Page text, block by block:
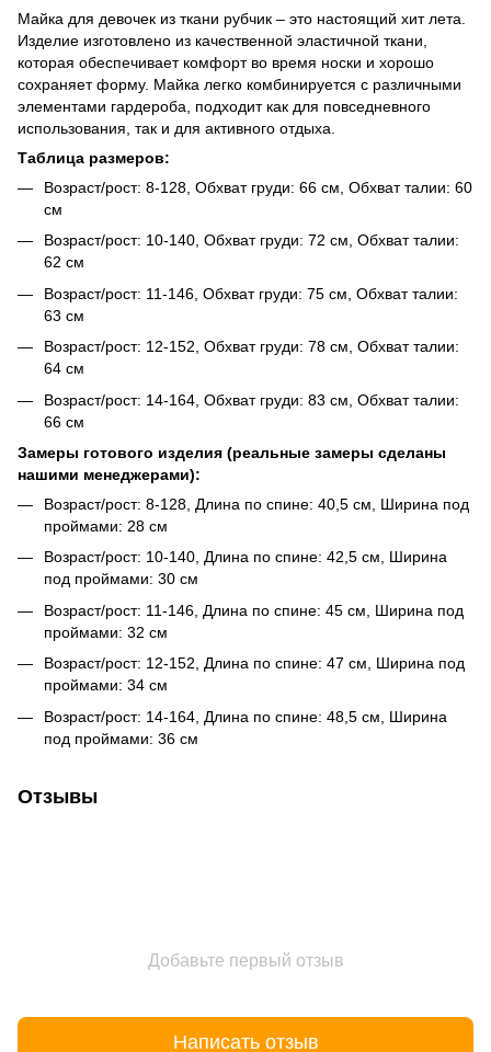
Майка для девочек из ткани рубчик – это настоящий хит лета.
Изделие изготовлено из качественной эластичной ткани,
которая обеспечивает комфорт во время носки и хорошо
сохраняет форму. Майка легко комбинируется с различными
элементами гардероба, подходит как для повседневного
использования, так и для активного отдыха.
Таблица размеров:
Возраст/рост: 8-128, Обхват груди: 66 см, Обхват талии: 60
см
Возраст/рост: 10-140, Обхват груди: 72 см, Обхват талии:
62 см
Возраст/рост: 11-146, Обхват груди: 75 см, Обхват талии:
63 см
Возраст/рост: 12-152, Обхват груди: 78 см, Обхват талии:
64 см
Возраст/рост: 14-164, Обхват груди: 83 см, Обхват талии:
66 см
Замеры готового изделия (реальные замеры сделаны
нашими менеджерами):
Возраст/рост: 8-128, Длина по спине: 40,5 см, Ширина под
проймами: 28 см
Возраст/рост: 10-140, Длина по спине: 42,5 см, Ширина
под проймами: 30 см
Возраст/рост: 11-146, Длина по спине: 45 см, Ширина под
проймами: 32 см
Возраст/рост: 12-152, Длина по спине: 47 см, Ширина под
проймами: 34 см
Возраст/рост: 14-164, Длина по спине: 48,5 см, Ширина
под проймами: 36 см
Отзывы
Добавьте первый отзыв
Написать отзыв